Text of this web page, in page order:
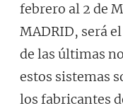
febrero al 2 de
MADRID, será
de las últimas
estos sistemas
los fabricantes